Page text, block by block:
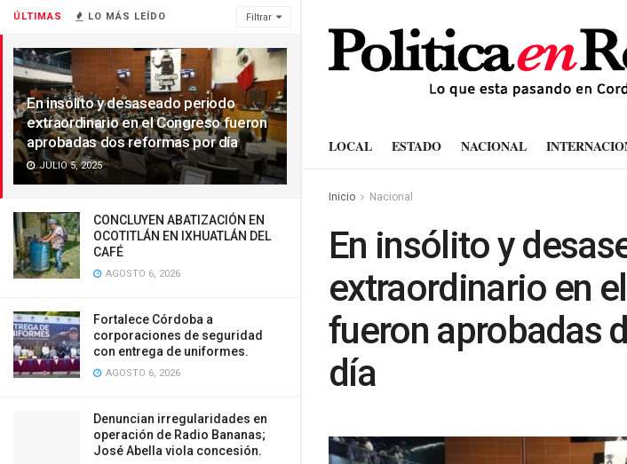
ÚLTIMAS LO MÁS LEÍDO Filtrar
En insólito y desaseado periodo
extraordinario en el Congreso fueron
aprobadas dos reformas por día
JULIO 5, 2025
CONCLUYEN ABATIZACIÓN EN
OCOTITLÁN EN IXHUATLÁN DEL
CAFÉ
AGOSTO 6, 2026
Fortalece Córdoba a
corporaciones de seguridad
con entrega de uniformes.
AGOSTO 6, 2026
Denuncian irregularidades en
operación de Radio Bananas;
José Abella viola concesión.
LOCAL ESTADO NACIONAL
Inicio Nacional
En insólito y
extraordinario en
fueron aprobadas
día